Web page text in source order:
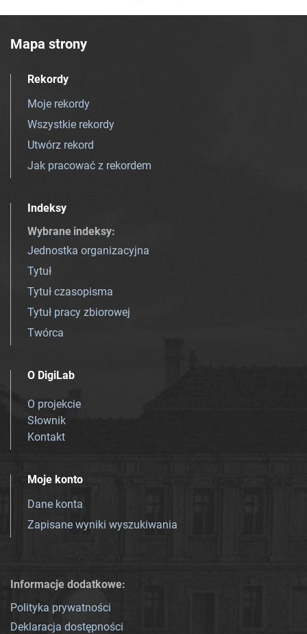
Mapa strony
Rekordy
Moje rekordy
Wszystkie rekordy
Utwórz rekord
Jak pracować z rekordem
Indeksy
Wybrane indeksy:
Jednostka organizacyjna
Tytuł
Tytuł czasopisma
Tytuł pracy zbiorowej
Twórca
O DigiLab
O projekcie
Słownik
Kontakt
Moje konto
Dane konta
Zapisane wyniki wyszukiwania
Informacje dodatkowe:
Polityka prywatności
Deklaracja dostępności